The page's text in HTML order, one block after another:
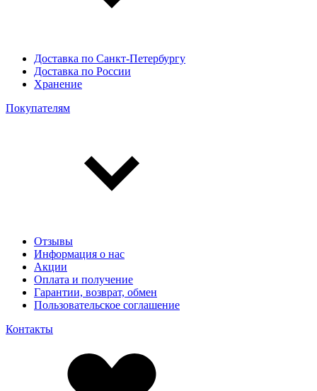
Доставка по Санкт-Петербургу
Доставка по России
Хранение
Покупателям
Отзывы
Информация о нас
Акции
Оплата и получение
Гарантии, возврат, обмен
Пользовательское соглашение
Контакты